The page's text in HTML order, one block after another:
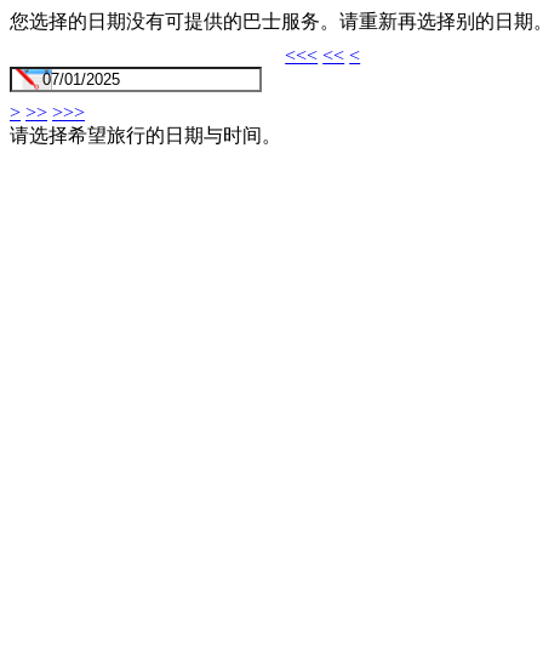
您选择的日期没有可提供的巴士服务。请重新再选择别的日期
<<< << <
> >> >>>
请选择希望旅行的日期与时间。